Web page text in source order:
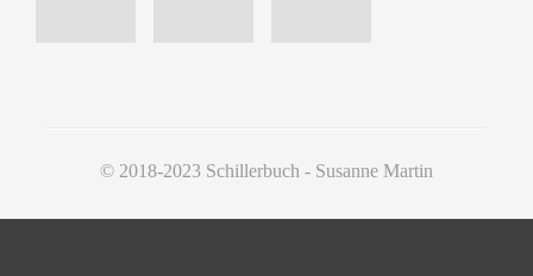
© 2018-2023 Schillerbuch - Susanne Martin